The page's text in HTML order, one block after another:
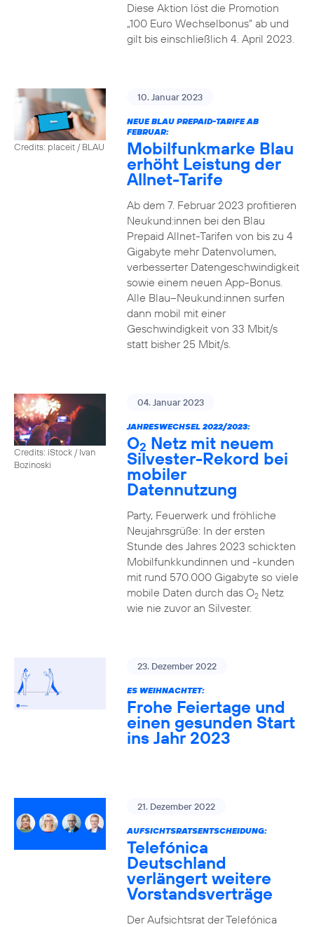
Diese Aktion löst die Promotion
„100 Euro Wechselbonus“ ab und
gilt bis einschließlich 4. April 2023.
Credits: placeit / BLAU
10. Januar 2023
NEUE BLAU PREPAID-TARIFE AB
FEBRUAR:
Mobilfunkmarke Blau
erhöht Leistung der
Allnet-Tarife
Ab dem 7. Februar 2023 profitieren
Neukund:innen bei den Blau
Prepaid Allnet-Tarifen von bis zu 4
Gigabyte mehr Datenvolumen,
verbesserter Datengeschwindigkeit
sowie einem neuen App-Bonus.
Alle Blau–Neukund:innen surfen
dann mobil mit einer
Geschwindigkeit von 33 Mbit/s
statt bisher 25 Mbit/s.
Credits: iStock / Ivan
Bozinoski
04. Januar 2023
JAHRESWECHSEL 2022/2023:
O2 Netz mit neuem
Silvester-Rekord bei
mobiler
Datennutzung
Party, Feuerwerk und fröhliche
Neujahrsgrüße: In der ersten
Stunde des Jahres 2023 schickten
Mobilfunkkundinnen und -kunden
mit rund 570.000 Gigabyte so viele
mobile Daten durch das O2Netz
wie nie zuvor an Silvester.
23. Dezember 2022
ES WEIHNACHTET:
Frohe Feiertage und
einen gesunden Start
ins Jahr 2023
21. Dezember 2022
AUFSICHTSRATSENTSCHEIDUNG:
Telefónica
Deutschland
verlängert weitere
Vorstandsverträge
Der Aufsichtsrat der Telefónica